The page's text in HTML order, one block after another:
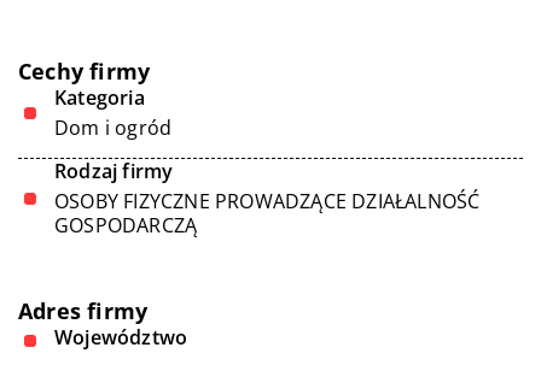
Cechy firmy
Kategoria
Dom i ogród
Rodzaj firmy
OSOBY FIZYCZNE PROWADZĄCE DZIAŁALNOŚĆ
GOSPODARCZĄ
Adres firmy
Województwo